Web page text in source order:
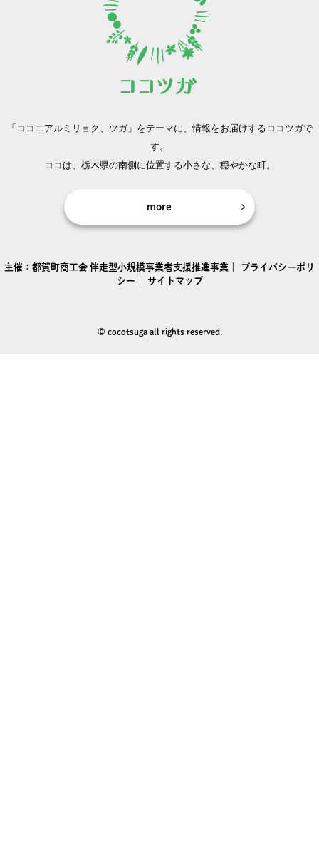
「ココニアルミリョク、ツガ」をテーマに、情報をお届けするココツガで
す。
ココは、栃木県の南側に位置する小さな、穏やかな町。
more
主催： 都賀町商工会 伴走型小規模事業者支援推進事業｜
プライバシーポリ
シー
サイトマップ
© cocotsuga all rights reserved.